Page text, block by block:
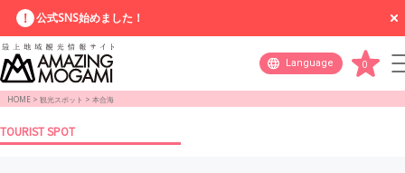
公式SNS始めました！
Language 0
HOME > 観光スポット > 本合海
TOURIST SPOT